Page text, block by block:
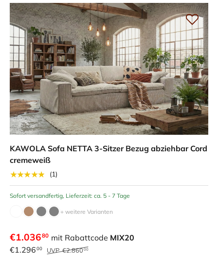
KAWOLA Sofa NETTA 3-Sitzer Bezug abziehbar Cord
cremeweiß
★★★★★
(1)
Sofort versandfertig, Lieferzeit: ca. 5 - 7 Tage
+ weitere Varianten
€1.03680 mit Rabattcode MIX20
€1.29600 UVP€2.86000